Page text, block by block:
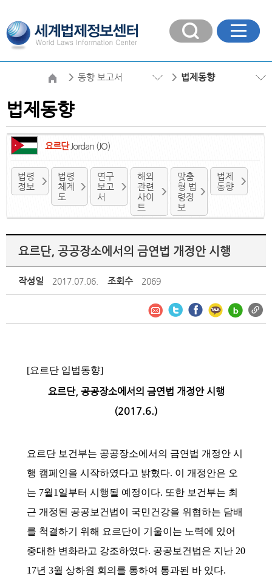
동향 보고서 법제동향
법제동향
요르단Jordan (JO)
법령
정보
법령
체계
도
연구
보고
서
해외
관련
사이
트
맞춤
형 법
령정
보
법제
동향
요르단, 공공장소에서의 금연법 개정안 시행
작성일 2017.07.06. 조회수 2069
[요르단 입법동향]
요르단, 공공장소에서의 금연법 개정안 시행
(2017.6.)
요르단 보건부는 공공장소에서의 금연법 개정안 시
행 캠페인을 시작하였다고 밝혔다. 이 개정안은 오
는 7월1일부터 시행될 예정이다. 또한 보건부는 최
근 개정된 공공보건법이 국민건강을 위협하는 담배
를 척결하기 위해 요르단이 기울이는 노력에 있어
중대한 변화라고 강조하였다. 공공보건법은 지난 20
17년 3월 상하원 회의를 통하여 통과된 바 있다.